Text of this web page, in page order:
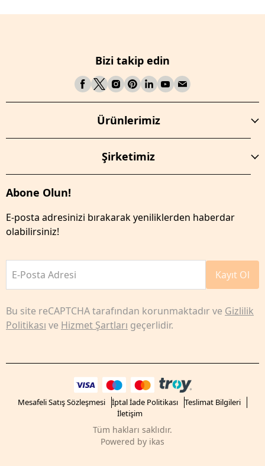
Bizi takip edin
Ürünlerimiz
Şirketimiz
Abone Olun!
E-posta adresinizi bırakarak yeniliklerden haberdar
olabilirsiniz!
E-Posta Adresi Kayıt Ol
Bu site reCAPTCHA tarafından korunmaktadır ve Gizlilik
Politikası ve Hizmet Şartları geçerlidir.
Mesafeli Satış Sözleşmesi İptal İade Politikası
Teslimat Bilgileri
İletişim
Tüm hakları saklıdır.
Powered by ikas